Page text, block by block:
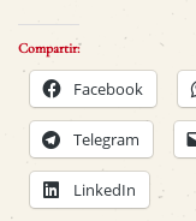
Compartir:
Facebook
Telegram
LinkedIn